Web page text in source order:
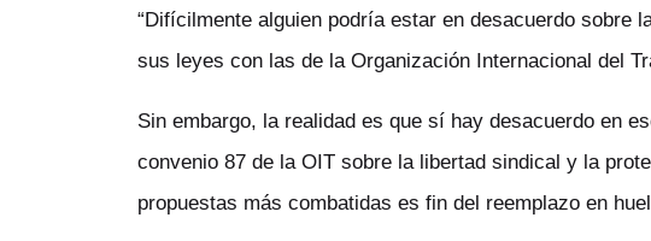
“Difícilmente alguien podría estar en desacuerdo sobre
sus leyes con las de la Organización Internacional del
Sin embargo, la realidad es que sí hay desacuerdo en
convenio 87 de la OIT sobre la libertad sindical y la
propuestas más combatidas es fin del reemplazo en